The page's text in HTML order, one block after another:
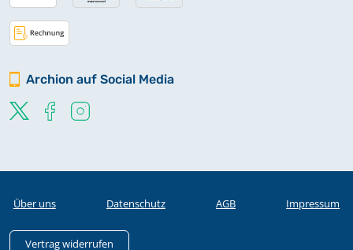
Archion auf Social Media
Über uns Datenschutz AGB Impressum
Vertrag widerrufen